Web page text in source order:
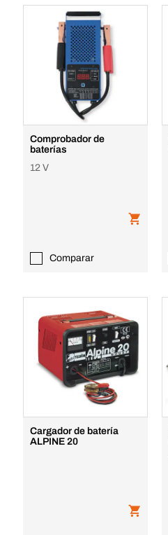
Comprobador de
baterías
12 V
Comparar
Cargador de batería
ALPINE 20